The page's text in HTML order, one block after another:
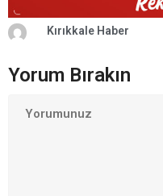
Kırıkkale Haber
Yorum Bırakın